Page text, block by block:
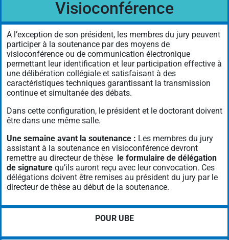
Visioconférence
A l’exception de son président, les membres du jury peuvent
participer à la soutenance par des moyens de
visioconférence ou de communication électronique
permettant leur identification et leur participation effective à
une délibération collégiale et satisfaisant à des
caractéristiques techniques garantissant la transmission
continue et simultanée des débats.
Dans cette configuration, le président et le doctorant doivent
être dans une même salle.
Une semaine avant la soutenance : Les membres du jury
assistant à la soutenance en visioconférence devront
remettre au directeur de thèse le formulaire de délégation
de signature qu’ils auront reçu avec leur convocation. Ces
délégations doivent être remises au président du jury par le
directeur de thèse au début de la soutenance.
POUR UBE